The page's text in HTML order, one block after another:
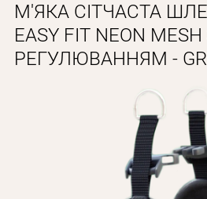
КОТИ
ВІД
ВЛАСНЕ
НОВИНКИ
АКЦІЇ
БЛОГ
Оплата і
М'ЯКА СІТЧАСТА
EASY FIT NEON
РЕГУЛЮВАННЯМ -